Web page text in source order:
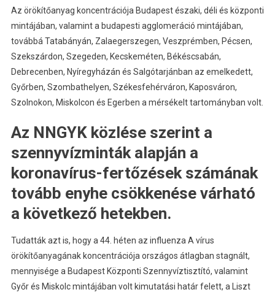
Az örökítőanyag koncentrációja Budapest északi, déli és központi
mintájában, valamint a budapesti agglomeráció mintájában,
továbbá Tatabányán, Zalaegerszegen, Veszprémben, Pécsen,
Szekszárdon, Szegeden, Kecskeméten, Békéscsabán,
Debrecenben, Nyíregyházán és Salgótarjánban az emelkedett,
Győrben, Szombathelyen, Székesfehérváron, Kaposváron,
Szolnokon, Miskolcon és Egerben a mérsékelt tartományban volt.
Az NNGYK közlése szerint a
szennyvízminták alapján a
koronavírus-fertőzések számának
tovább enyhe csökkenése várható
a következő hetekben.
Tudatták azt is, hogy a 44. héten az influenza A vírus
örökítőanyagának koncentrációja országos átlagban stagnált,
mennyisége a Budapest Központi Szennyvíztisztító, valamint
Győr és Miskolc mintájában volt kimutatási határ felett, a Liszt